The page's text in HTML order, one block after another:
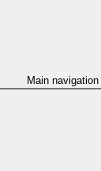
Main navigation